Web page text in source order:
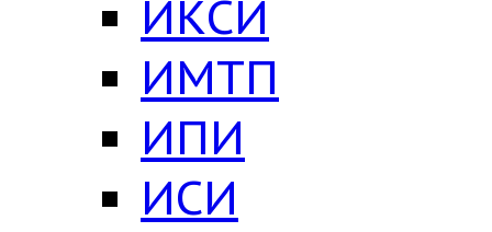
ИКСИ
ИМТП
ИПИ
ИСИ